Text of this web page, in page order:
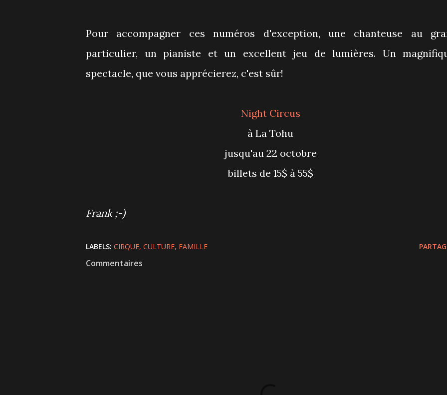
Pour accompagner ces numéros d'exception, une chanteuse au
particulier, un pianiste et un excellent jeu de lumières. Un
spectacle, que vous apprécierez, c'est sûr!
Night Circus
à La Tohu
jusqu'au 22 octobre
billets de 15$ à 55$
Frank ;-)
LABELS: CIRQUE CULTURE FAMILLE
Commentaires